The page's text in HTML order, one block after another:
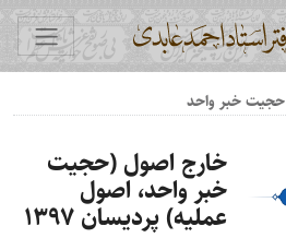
حجیت خبر واحد
خارج اصول (حجیت
خبر واحد، اصول
عملیه) پردیسان ۱۳۹۷